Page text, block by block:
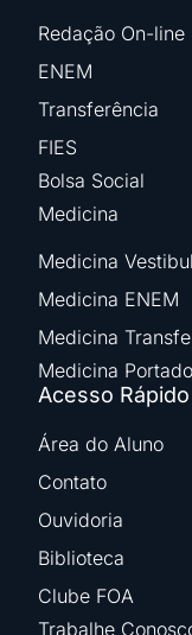
Redação On-line
ENEM
Transferência
FIES
Bolsa Social
Medicina
Medicina
Medicina ENEM
Medicina
Medicina
Acesso Rápido
Área do Aluno
Contato
Ouvidoria
Biblioteca
Clube FOA
Trabalhe